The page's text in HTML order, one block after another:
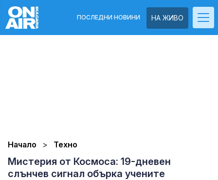
НА ЖИВО
ПОСЛЕДНИ НОВИНИ
Начало Техно
Мистерия от Космоса: 19-дневен
слънчев сигнал обърка учените